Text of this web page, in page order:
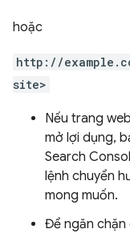
hoặc
http://
site>
Nếu trang
mở lợi dụng,
Search
lệnh chuyển
mong muốn.
Để ngăn